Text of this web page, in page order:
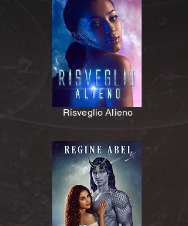
Risveglio Alieno